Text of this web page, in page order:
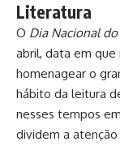
Literatura
O Dia Nacional
abril, data em
homenagear o
hábito da leitura
nesses tempos
dividem a